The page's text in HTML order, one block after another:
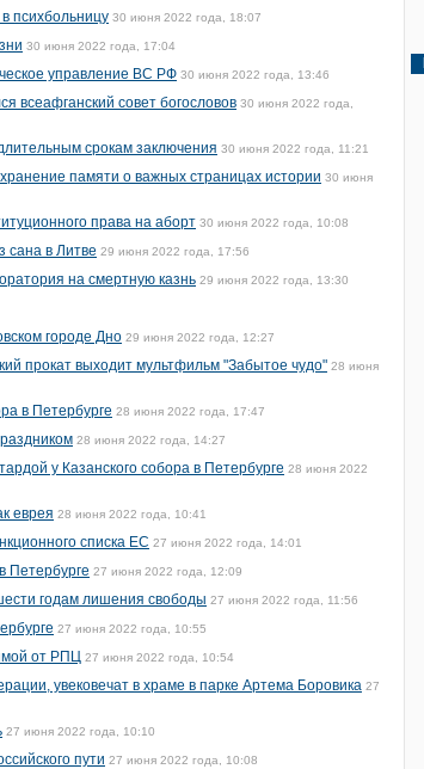
психбольницу 30 июня 2022 года, 18:07
30 июня 2022 года, 17:04
управление ВС РФ 30 июня 2022 года, 13:46
всеафганский совет богословов 30 июня 2022 года,
срокам заключения 30 июня 2022 года, 11:21
памяти о важных страницах истории 30 июня
права на аборт 30 июня 2022 года, 10:08
сана в Литве 29 июня 2022 года, 17:56
на смертную казнь 29 июня 2022 года, 13:30
городе Дно 29 июня 2022 года, 12:27
прокат выходит мультфильм "Забытое чудо" 28 июня
в Петербурге 28 июня 2022 года, 17:47
28 июня 2022 года, 14:27
у Казанского собора в Петербурге 28 июня 2022
еврея 28 июня 2022 года, 10:41
списка ЕС 27 июня 2022 года, 14:01
Петербурге 27 июня 2022 года, 12:09
годам лишения свободы 27 июня 2022 года, 11:56
27 июня 2022 года, 10:55
от РПЦ 27 июня 2022 года, 10:54
увековечат в храме в парке Артема Боровика 27
27 июня 2022 года, 10:10
пути 27 июня 2022 года, 10:08